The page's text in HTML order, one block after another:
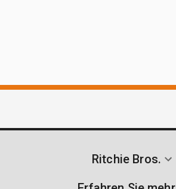
Ritchie Bros.